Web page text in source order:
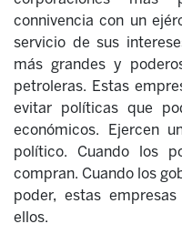
connivencia con un
servicio de sus
más grandes y
petroleras. Estas
evitar políticas que
económicos. Ejercen
político. Cuando los
compran. Cuando los
poder, estas
ellos.